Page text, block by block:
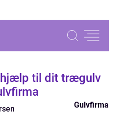
hjælp til dit trægulv
Gulvfirma